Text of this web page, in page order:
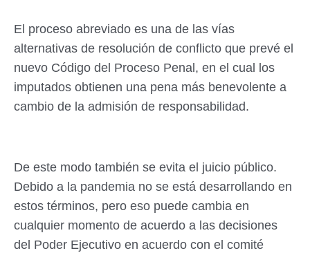
El proceso abreviado es una de las vías
alternativas de resolución de conflicto que prevé el
nuevo Código del Proceso Penal, en el cual los
imputados obtienen una pena más benevolente a
cambio de la admisión de responsabilidad.
De este modo también se evita el juicio público.
Debido a la pandemia no se está desarrollando en
estos términos, pero eso puede cambia en
cualquier momento de acuerdo a las decisiones
del Poder Ejecutivo en acuerdo con el comité